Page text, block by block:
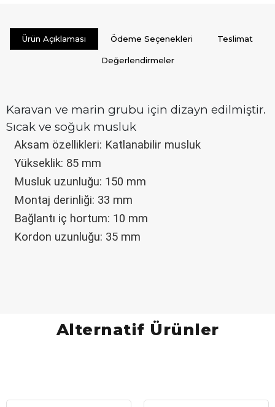
Ürün Açıklaması Ödeme Seçenekleri Teslimat
Değerlendirmeler
Karavan ve marin grubu için dizayn edilmiştir.
Sıcak ve soğuk musluk
Aksam özellikleri: Katlanabilir musluk
Yükseklik: 85 mm
Musluk uzunluğu: 150 mm
Montaj derinliği: 33 mm
Bağlantı iç hortum: 10 mm
Kordon uzunluğu: 35 mm
Alternatif Ürünler